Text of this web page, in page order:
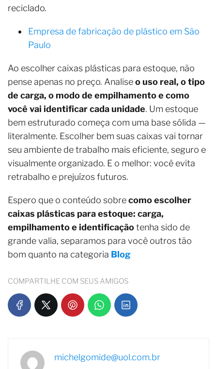
reciclado.
Empresa de fabricação de plástico em São
Paulo
Ao escolher caixas plásticas para estoque, não
pense apenas no preço. Analiseo uso real, o tipo
de carga, o modo de empilhamento e como
você vai identificar cada unidade. Um estoque
bem estruturado começa com uma base sólida —
literalmente. Escolher bem suas caixas vai tornar
seu ambiente de trabalho mais eficiente, seguro e
visualmente organizado. E o melhor: você evita
retrabalho e prejuízos futuros.
Espero que o conteúdo sobrecomo escolher
caixas plásticas para estoque: carga,
empilhamento e identificaçãotenha sido de
grande valia, separamos para você outros tão
bom quanto na categoria Blog
COMPARTILHE COM SEUS AMIGOS
michelgomide@uol.com.br